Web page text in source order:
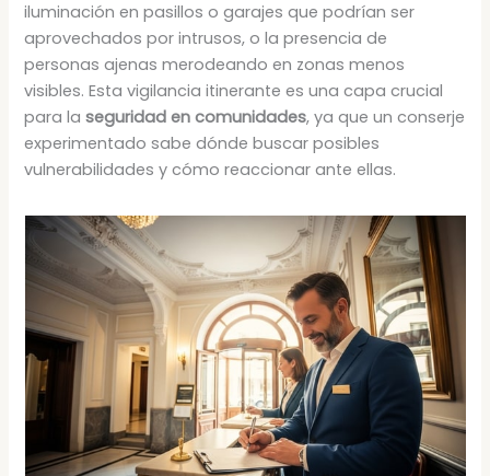
iluminación en pasillos o garajes que podrían ser
aprovechados por intrusos, o la presencia de
personas ajenas merodeando en zonas menos
visibles. Esta vigilancia itinerante es una capa crucial
para laseguridad en comunidades, ya que un conserje
experimentado sabe dónde buscar posibles
vulnerabilidades y cómo reaccionar ante ellas.